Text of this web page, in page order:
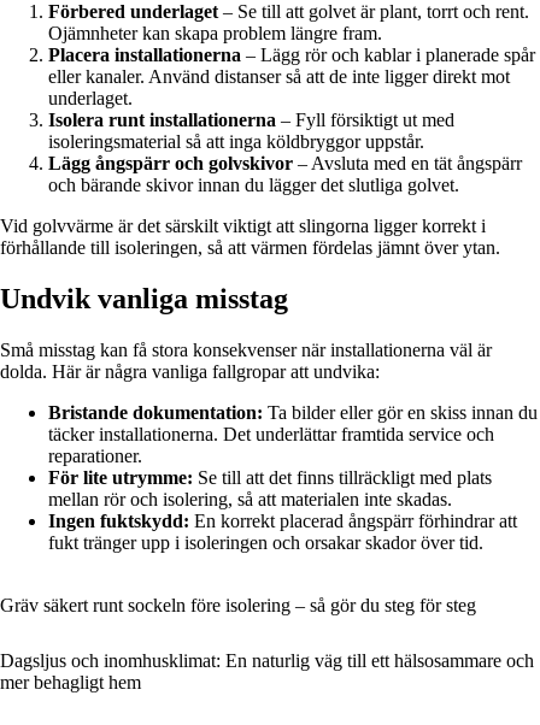
Förbered underlaget – Se till att golvet är plant, torrt och rent.
Ojämnheter kan skapa problem längre fram.
Placera installationerna – Lägg rör och kablar i planerade spår
eller kanaler. Använd distanser så att de inte ligger direkt mot
underlaget.
Isolera runt installationerna – Fyll försiktigt ut med
isoleringsmaterial så att inga köldbryggor uppstår.
Lägg ångspärr och golvskivor – Avsluta med en tät ångspärr
och bärande skivor innan du lägger det slutliga golvet.
Vid golvvärme är det särskilt viktigt att slingorna ligger korrekt i
förhållande till isoleringen, så att värmen fördelas jämnt över ytan.
Undvik vanliga misstag
Små misstag kan få stora konsekvenser när installationerna väl är
dolda. Här är några vanliga fallgropar att undvika:
Bristande dokumentation: Ta bilder eller gör en skiss innan du
täcker installationerna. Det underlättar framtida service och
reparationer.
För lite utrymme: Se till att det finns tillräckligt med plats
mellan rör och isolering, så att materialen inte skadas.
Ingen fuktskydd: En korrekt placerad ångspärr förhindrar att
fukt tränger upp i isoleringen och orsakar skador över tid.
Gräv säkert runt sockeln före isolering – så gör du steg för steg
Dagsljus och inomhusklimat: En naturlig väg till ett hälsosammare och
mer behagligt hem